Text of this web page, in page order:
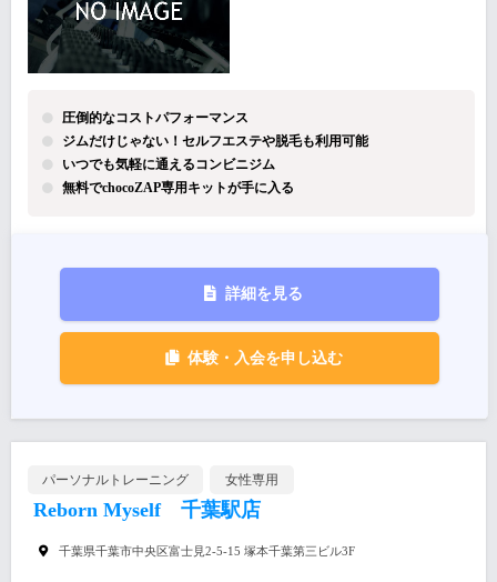
圧倒的なコストパフォーマンス
ジムだけじゃない！セルフエステや脱毛も利用可能
いつでも気軽に通えるコンビニジム
無料でchocoZAP専用キットが手に入る
詳細を見る
体験・入会を申し込む
パーソナルトレーニング 女性専用
Reborn Myself 千葉駅店
千葉県千葉市中央区富士見2-5-15 塚本千葉第三ビル3F